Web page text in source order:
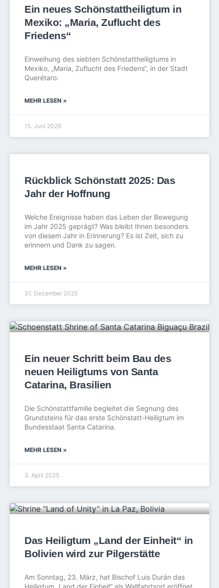
Ein neues Schönstattheiligtum in
Mexiko: „Maria, Zuflucht des
Friedens“
Einweihung des siebten Schönstattheiligtums in
Mexiko, „Maria, Zuflucht des Friedens“, in der Stadt
Querétaro.
MEHR LESEN »
15. Juni 2026
Rückblick Schönstatt 2025: Das
Jahr der Hoffnung
Welche Ereignisse haben das Leben der Bewegung
im Jahr 2025 geprägt? Was bleibt Ihnen besonders
von diesem Jahr in Erinnerung? Es ist Zeit, sich zu
erinnern und Dank zu sagen.
MEHR LESEN »
31. Dezember 2025
Ein neuer Schritt beim Bau des
neuen Heiligtums von Santa
Catarina, Brasilien
Die Schönstattfamilie begleitet die Segnung des
Grundsteins für das erste Schönstatt-Heiligtum im
Bundesstaat Santa Catarina.
MEHR LESEN »
3. April 2025
Das Heiligtum „Land der Einheit“ in
Bolivien wird zur Pilgerstätte
Am Sonntag, 23. März, hat Bischof Luis Durán das
Heiligtum „Land der Einheit“ als Wallfahrtsort eröffnet.